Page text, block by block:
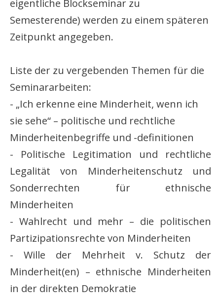
eigentliche Blockseminar zu
Semesterende) werden zu einem späteren
Zeitpunkt angegeben.
Liste der zu vergebenden Themen für die
Seminararbeiten:
- „Ich erkenne eine Minderheit, wenn ich
sie sehe“ – politische und rechtliche
Minderheitenbegriffe und -definitionen
- Politische Legitimation und rechtliche
Legalität von Minderheitenschutz und
Sonderrechten für ethnische
Minderheiten
- Wahlrecht und mehr – die politischen
Partizipationsrechte von Minderheiten
- Wille der Mehrheit v. Schutz der
Minderheit(en) – ethnische Minderheiten
in der direkten Demokratie